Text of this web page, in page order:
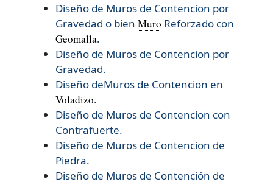
Diseño de Muros de Contencion por
Gravedad o bien Muro Reforzado con
Geomalla.
Diseño de Muros de Contencion por
Gravedad.
Diseño deMuros de Contencion en
Voladizo.
Diseño de Muros de Contencion con
Contrafuerte.
Diseño de Muros de Contencion de
Piedra.
Diseño de Muros de Contención de